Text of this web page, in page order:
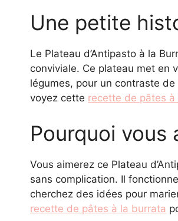
Une petite
Le Plateau d’Antipasto à la
conviviale. Ce plateau met en
légumes, pour un contraste
voyez cette recette de pâtes à
Pourquoi
Vous aimerez ce Plateau
sans complication. Il
cherchez des idées pour
recette de pâtes à la burrata